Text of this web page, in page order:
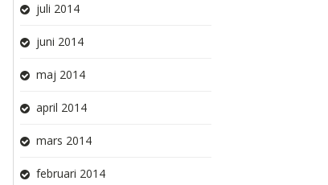
juli 2014
juni 2014
maj 2014
april 2014
mars 2014
februari 2014